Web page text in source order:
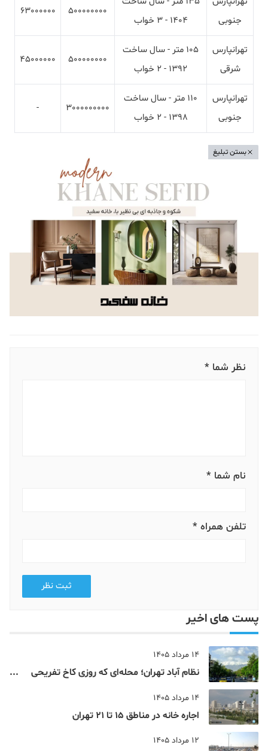
جنوبی
1404 - 3 خواب
500000000
63000000
تهرانپارس
شرقی
105 متر - سال ساخت
1392 - 2 خواب
500000000
45000000
تهرانپارس
جنوبی
110 متر - سال ساخت
1398 - 2 خواب
3000000000
-
بستن تبلیغ
نظر شما *
نام شما *
تلفن همراه *
ثبت نظر
پست های اخیر
14 مرداد 1405
نظام‌ آباد تهران؛ محله‌ای که روزی کاخ تفریحی
14 مرداد 1405
اجاره خانه در مناطق 15 تا 21 تهران
12 مرداد 1405